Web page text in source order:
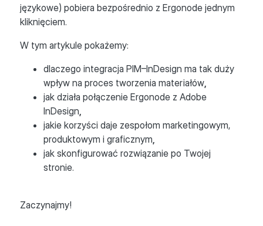
językowe) pobiera bezpośrednio z Ergonode jednym
kliknięciem.
W tym artykule pokażemy:
dlaczego integracja PIM–InDesign ma tak duży
wpływ na proces tworzenia materiałów,
jak działa połączenie Ergonode z Adobe
InDesign,
jakie korzyści daje zespołom marketingowym,
produktowym i graficznym,
jak skonfigurować rozwiązanie po Twojej
stronie.
Zaczynajmy!